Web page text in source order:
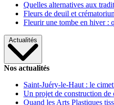
Quelles alternatives aux
Fleurs de deuil et
Fleurir une tombe en hiver :
Actualités
Nos actualités
Saint-Juéry-le-Haut : le
Un projet de construction
Quand les Arts Plastiques